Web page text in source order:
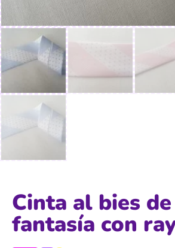
Cinta al bies de
fantasía con